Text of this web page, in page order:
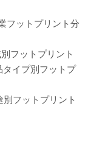
フットプリント分
フットプリント
イプ別フットプ
フットプリント